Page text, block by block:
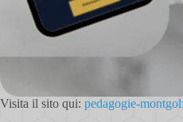
Visita il sito qui: pedagogie-